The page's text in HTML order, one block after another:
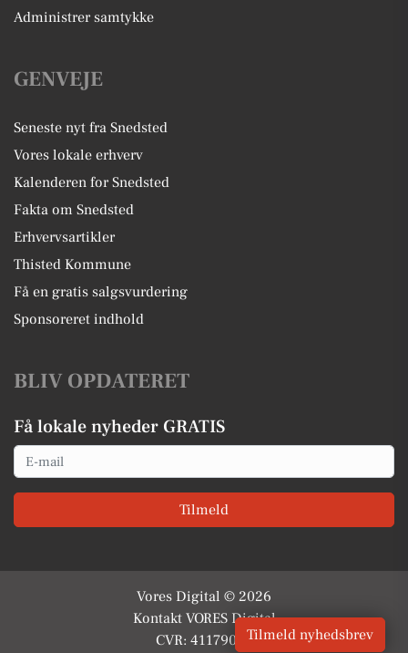
Administrer samtykke
GENVEJE
Seneste nyt fra Snedsted
Vores lokale erhverv
Kalenderen for Snedsted
Fakta om Snedsted
Erhvervsartikler
Thisted Kommune
Få en gratis salgsvurdering
Sponsoreret indhold
BLIV OPDATERET
Få lokale nyheder GRATIS
Email
Tilmeld
Vores Digital © 2026
Kontakt VORES Digital
CVR: 41179082Tilmeld nyhedsbrev